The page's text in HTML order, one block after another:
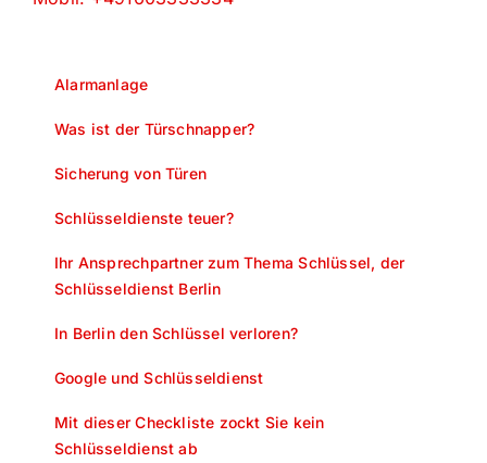
Alarmanlage
Was ist der Türschnapper?
Sicherung von Türen
Schlüsseldienste teuer?
Ihr Ansprechpartner zum Thema Schlüssel, der
Schlüsseldienst Berlin
In Berlin den Schlüssel verloren?
Google und Schlüsseldienst
Mit dieser Checkliste zockt Sie kein
Schlüsseldienst ab